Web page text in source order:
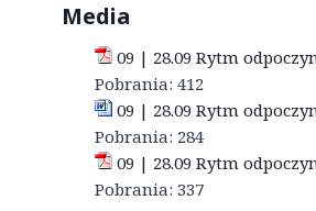
Media
09 | 28.09 Rytm
Pobrania: 412
09 | 28.09 Rytm
Pobrania: 284
09 | 28.09 Rytm
Pobrania: 337